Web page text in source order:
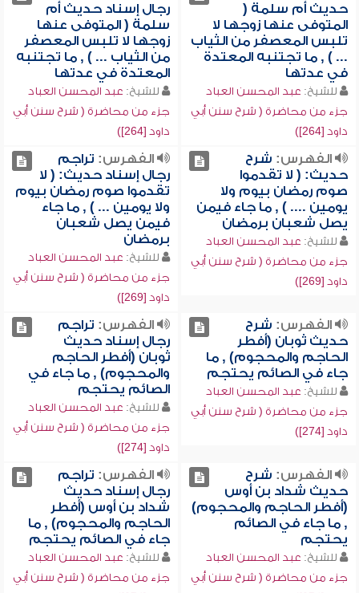
حديث أم سلمة (
المتوفى عنها زوجها لا
تلبس المعصفر من الثياب
... ) , ما تجتنبه المعتدة
في عدتها
للشيخ: عبد المحسن العباد
جزء من محاضرة ( شرح سنن أبي
داود [264])
رجال إسناد حديث أم
سلمة ( المتوفى عنها
زوجها لا تلبس المعصفر
من الثياب ... ) , ما تجتنبه
المعتدة في عدتها
للشيخ: عبد المحسن العباد
جزء من محاضرة ( شرح سنن أبي
داود [264])
الفهرس: شرح
حديث: ( لا تقدموا
صوم رمضان بيوم ولا
يومين .... ) , ما جاء فيمن
يصل شعبان برمضان
للشيخ: عبد المحسن العباد
جزء من محاضرة ( شرح سنن أبي
داود [269])
الفهرس: تراجم
رجال إسناد حديث: ( لا
تقدموا صوم رمضان بيوم
ولا يومين ... ) , ما جاء
فيمن يصل شعبان
برمضان
للشيخ: عبد المحسن العباد
جزء من محاضرة ( شرح سنن أبي
داود [269])
الفهرس: شرح
حديث ثوبان (أفطر
الحاجم والمحجوم) , ما
جاء في الصائم يحتجم
للشيخ: عبد المحسن العباد
جزء من محاضرة ( شرح سنن أبي
داود [274])
الفهرس: تراجم
رجال إسناد حديث
ثوبان (أفطر الحاجم
والمحجوم) , ما جاء في
الصائم يحتجم
للشيخ: عبد المحسن العباد
جزء من محاضرة ( شرح سنن أبي
داود [274])
الفهرس: شرح
حديث شداد بن أوس
(أفطر الحاجم والمحجوم)
, ما جاء في الصائم
يحتجم
للشيخ: عبد المحسن العباد
جزء من محاضرة ( شرح سنن أبي
الفهرس: تراجم
رجال إسناد حديث
شداد بن أوس (أفطر
الحاجم والمحجوم) , ما
جاء في الصائم يحتجم
للشيخ: عبد المحسن العباد
جزء من محاضرة ( شرح سنن أبي